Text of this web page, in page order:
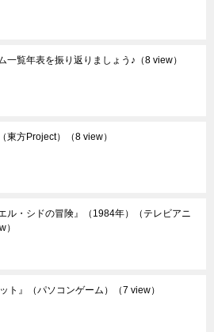
一覧年表を振り返りましょう♪ （8 view）
東方Project） （8 view）
ル・シドの冒険』（1984年）（テレビアニ
）
ト』（パソコンゲーム） （7 view）